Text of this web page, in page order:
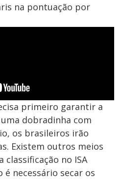
na pontuação por
primeiro garantir a
dobradinha com
os brasileiros irão
Existem outros meios
no ISA
é necessário secar os